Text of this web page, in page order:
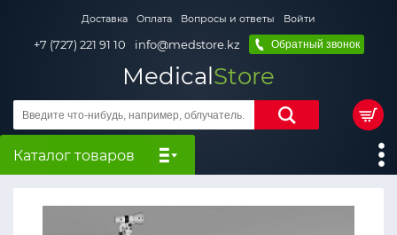
Доставка Оплата Вопросы и ответы Войти
+7 (727) 221 91 10 info@medstore.kz Обратный звонок
MedicalStore
Каталог товаров